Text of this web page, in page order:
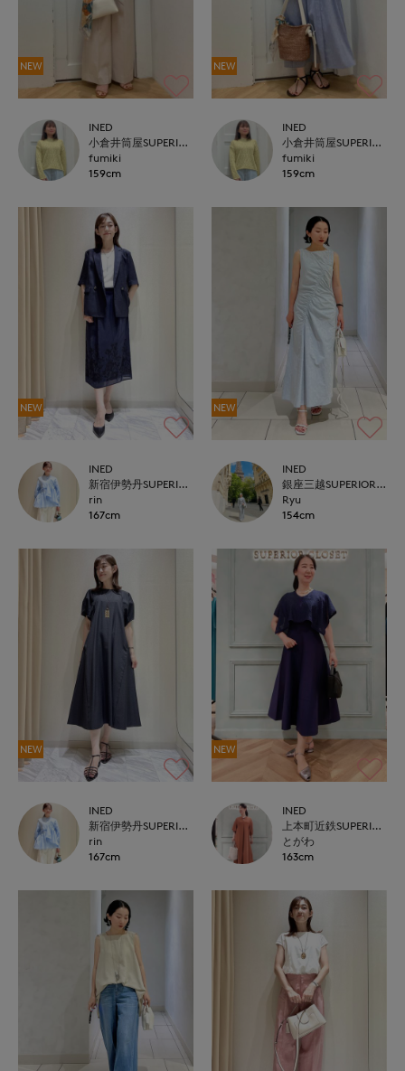
NEW
INED
小倉井筒屋SUPERIOR CLOSET
fumiki
159cm
NEW
INED
小倉井筒屋SUPERIOR CLOSET
fumiki
159cm
NEW
INED
新宿伊勢丹SUPERIOR CLOSET
rin
167cm
NEW
INED
銀座三越SUPERIOR CLOSET GINZA
Ryu
154cm
NEW
INED
新宿伊勢丹SUPERIOR CLOSET
rin
167cm
NEW
INED
上本町近鉄SUPERIORCLOSET
とがわ
163cm